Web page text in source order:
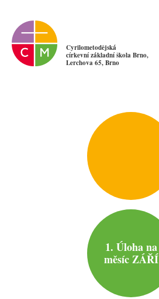
Cyrilometodějská
církevní základní škola Brno,
Lerchova 65, Brno
1. Úloha na
měsíc ZÁŘÍ